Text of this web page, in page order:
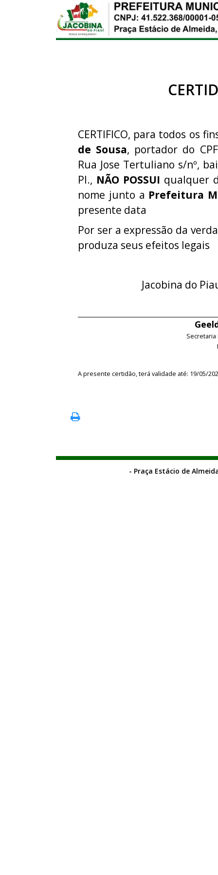
CERTIFICO, para todos os
de Sousa, portador do
Rua Jose Tertuliano s/nº,
PI., NÃO POSSUI qualquer
nome junto a Prefeitura
presente data
Por ser a expressão da
produza seus efeitos legais
Jacobina do
A presente certidão, terá validade até: 19/05/
- Praça Estácio de